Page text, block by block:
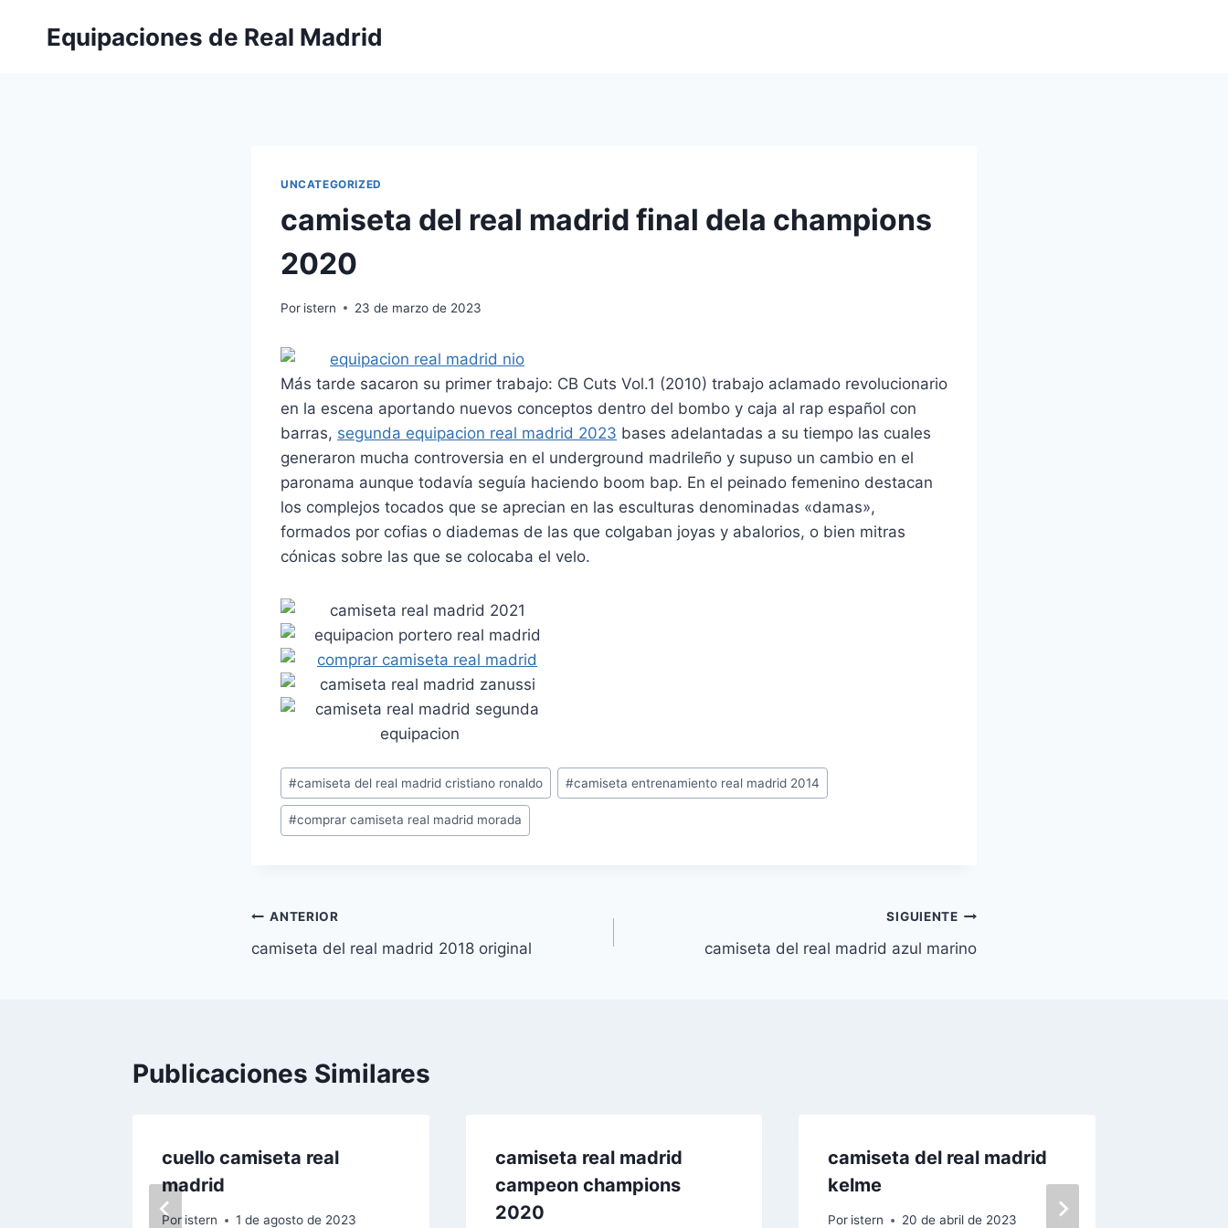
Equipaciones de Real Madrid
UNCATEGORIZED
camiseta del real madrid final dela champions
2020
Por istern 23 de marzo de 2023
Más tarde sacaron su primer trabajo: CB Cuts Vol.1 (2010) trabajo aclamado revolucionario
en la escena aportando nuevos conceptos dentro del bombo y caja al rap español con
barras, segunda equipacion real madrid 2023 bases adelantadas a su tiempo las cuales
generaron mucha controversia en el underground madrileño y supuso un cambio en el
paronama aunque todavía seguía haciendo boom bap. En el peinado femenino destacan
los complejos tocados que se aprecian en las esculturas denominadas «damas»,
formados por cofias o diademas de las que colgaban joyas y abalorios, o bien mitras
cónicas sobre las que se colocaba el velo.
Etiquetas
de
la
#camiseta del real madrid cristiano ronaldo #camiseta entrenamiento real madrid 2014
#comprar camiseta real madrid morada
Navegación
de
ANTERIOR
camiseta del real madrid 2018 original
SIGUIENTE
camiseta del real madrid azul marino
Publicaciones Similares
cuello camiseta real
madrid
Por istern 1 de agosto de 2023
camiseta real madrid
campeon champions
2020
camiseta del real madrid
kelme
Por istern 20 de abril de 2023